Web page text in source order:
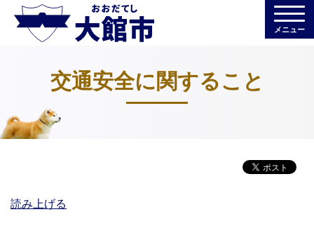
メニュー
交通安全に関すること
読み上げる